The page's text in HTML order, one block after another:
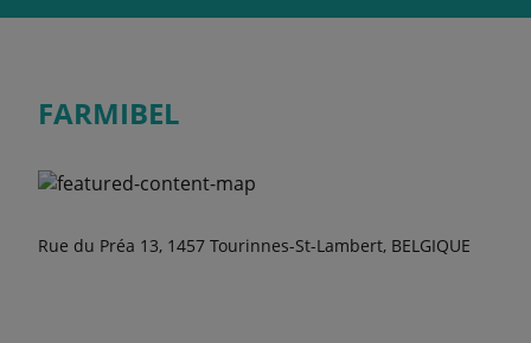
FARMIBEL
Rue du Préa 13, 1457 Tourinnes-St-Lambert, BELGIQUE